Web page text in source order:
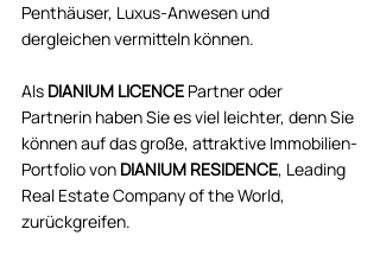
Penthäuser, Luxus-Anwesen und
dergleichen vermitteln können.
Als DIANIUM LICENCE Partner oder
Partnerin haben Sie es viel leichter, denn Sie
können auf das große, attraktive Immobilien-
Portfolio von DIANIUM RESIDENCE, Leading
Real Estate Company of the World,
zurückgreifen.